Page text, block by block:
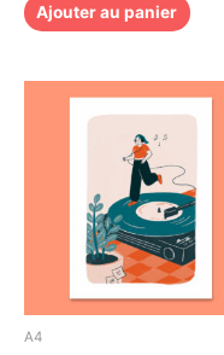
Ajouter au panier
A4